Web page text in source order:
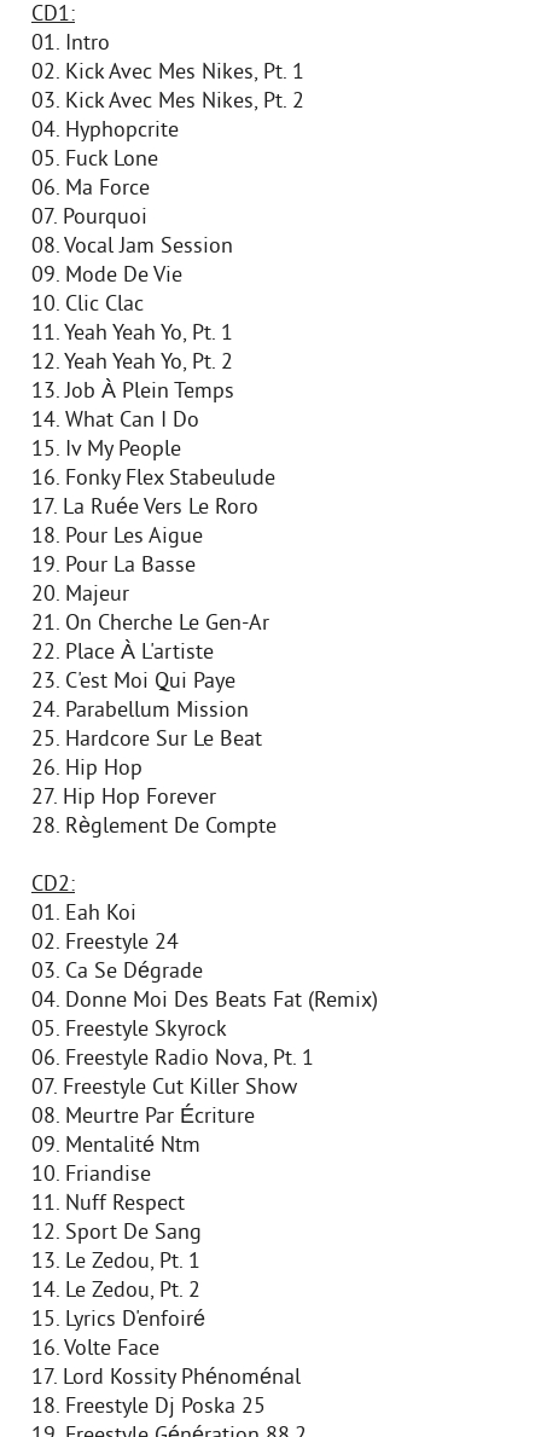
CD1:
01. Intro
02. Kick Avec Mes Nikes, Pt. 1
03. Kick Avec Mes Nikes, Pt. 2
04. Hyphopcrite
05. Fuck Lone
06. Ma Force
07. Pourquoi
08. Vocal Jam Session
09. Mode De Vie
10. Clic Clac
11. Yeah Yeah Yo, Pt. 1
12. Yeah Yeah Yo, Pt. 2
13. Job À Plein Temps
14. What Can I Do
15. Iv My People
16. Fonky Flex Stabeulude
17. La Ruée Vers Le Roro
18. Pour Les Aigue
19. Pour La Basse
20. Majeur
21. On Cherche Le Gen-Ar
22. Place À L'artiste
23. C'est Moi Qui Paye
24. Parabellum Mission
25. Hardcore Sur Le Beat
26. Hip Hop
27. Hip Hop Forever
28. Règlement De Compte
CD2:
01. Eah Koi
02. Freestyle 24
03. Ca Se Dégrade
04. Donne Moi Des Beats Fat (Remix)
05. Freestyle Skyrock
06. Freestyle Radio Nova, Pt. 1
07. Freestyle Cut Killer Show
08. Meurtre Par Écriture
09. Mentalité Ntm
10. Friandise
11. Nuff Respect
12. Sport De Sang
13. Le Zedou, Pt. 1
14. Le Zedou, Pt. 2
15. Lyrics D'enfoiré
16. Volte Face
17. Lord Kossity Phénoménal
18. Freestyle Dj Poska 25